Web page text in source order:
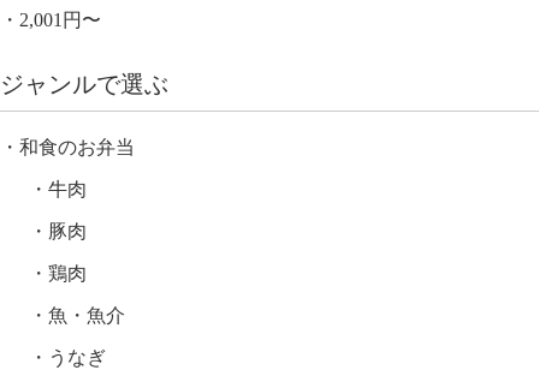
2,001円〜
ジャンルで選ぶ
和食のお弁当
牛肉
豚肉
鶏肉
魚・魚介
うなぎ